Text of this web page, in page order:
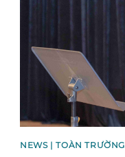
NEWS | TOÀN TRƯỜNG